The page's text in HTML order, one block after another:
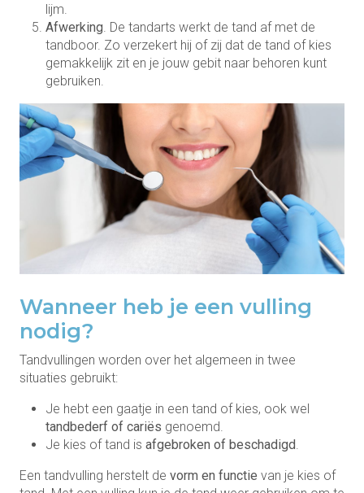
lijm.
Afwerking . De tandarts werkt de tand af met de
tandboor. Zo verzekert hij of zij dat de tand of kies
gemakkelijk zit en je jouw gebit naar behoren kunt
gebruiken.
Wanneer heb je een vulling
nodig?
Tandvullingen worden over het algemeen in twee
situaties gebruikt:
Je hebt een gaatje in een tand of kies, ook wel
tandbederf of cariës genoemd.
Je kies of tand is afgebroken of beschadigd
Een tandvulling herstelt de vorm en functie van je kies of